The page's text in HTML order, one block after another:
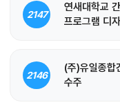
2147
연새대학교
프로그램 디
2146
(주)유일종합
수주